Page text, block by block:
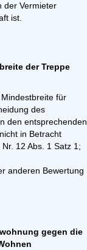
der Vermieter
ist.
der Treppe
für
des
den entsprechenden
in Betracht
12 Abs. 1 Satz 1;
anderen Bewertung
gegen die